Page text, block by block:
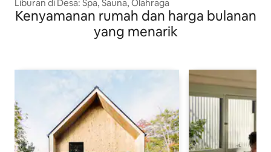
Liburan di Desa: Spa, Sauna, Olahraga
Kenyamanan rumah dan harga bulanan
yang menarik